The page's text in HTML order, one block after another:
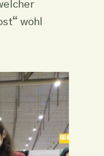
wohl